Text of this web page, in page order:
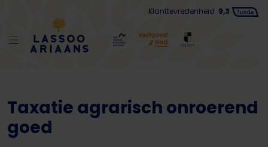
Klanttevredenheid 9,3
Taxatie agrarisch onroerend
goed